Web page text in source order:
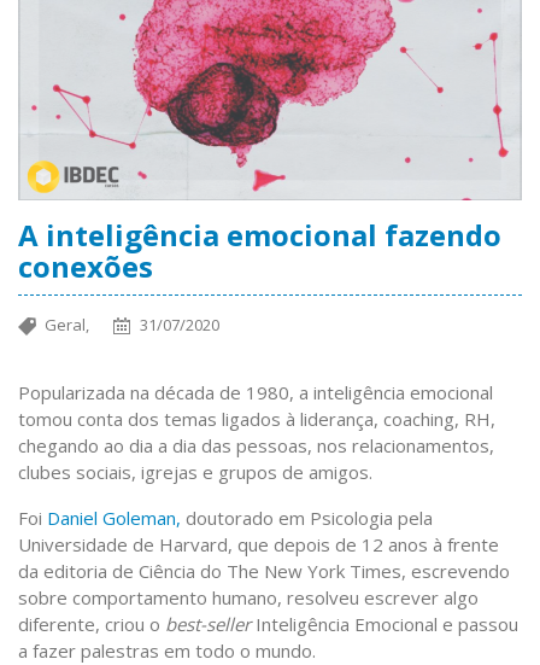
A inteligência emocional fazendo
conexões
Geral, 31/07/2020
Popularizada na década de 1980, a inteligência emocional
tomou conta dos temas ligados à liderança, coaching, RH,
chegando ao dia a dia das pessoas, nos relacionamentos,
clubes sociais, igrejas e grupos de amigos.
Foi Daniel Goleman, doutorado em Psicologia pela
Universidade de Harvard, que depois de 12 anos à frente
da editoria de Ciência do The New York Times, escrevendo
sobre comportamento humano, resolveu escrever algo
diferente, criou o best-sellerInteligência Emocional e passou
a fazer palestras em todo o mundo.